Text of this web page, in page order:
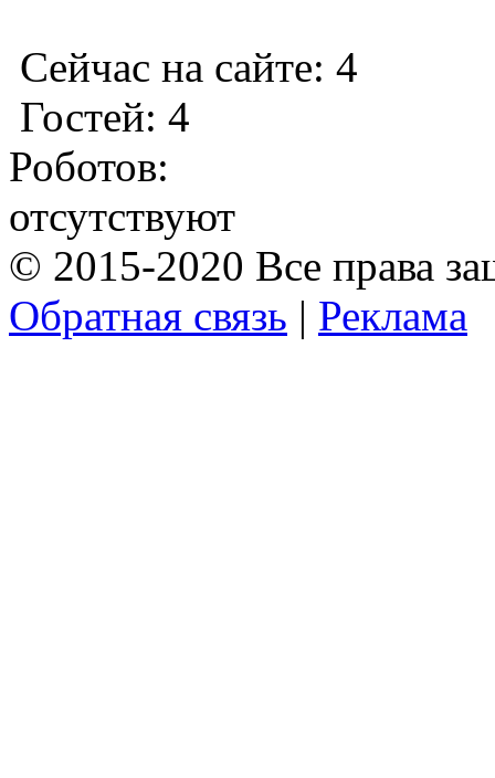
Сейчас на сайте: 4
Гостей: 4
Роботов:
отсутствуют
© 2015-2020 Все права
Обратная связь | Реклама